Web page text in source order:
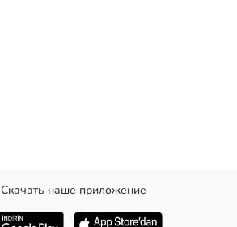
Скачать наше приложение